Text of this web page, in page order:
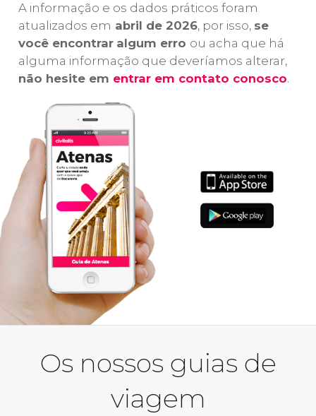
A informação e os dados práticos foram
atualizados em abril de 2026, por isso, se
você encontrar algum erro ou acha que há
alguma informação que deveríamos alterar,
não hesite em entrar em contato conosco.
Os nossos guias de
viagem